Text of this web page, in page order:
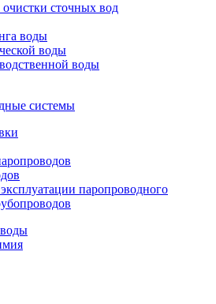
сточных вод
воды
воды
воды
системы
паропроводного